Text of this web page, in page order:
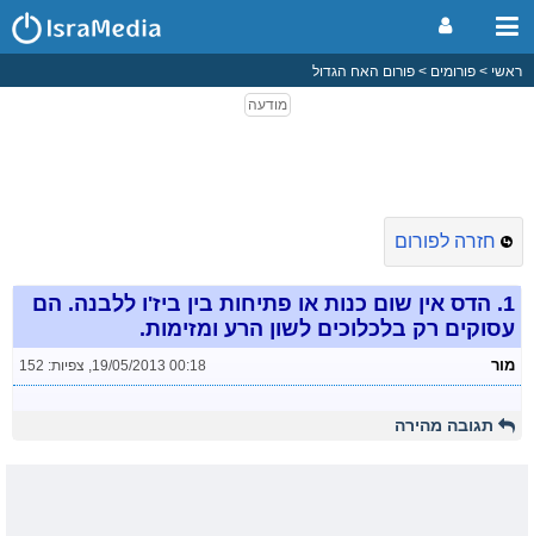
ראשי פורומים פורום האח הגדול
חזרה לפורום
1. הדס אין שום כנות או פתיחות בין ביז'ו ללבנה. הם
עסוקים רק בלכלוכים לשון הרע ומזימות.
מור 19/05/2013 00:18
, צפיות: 152
תגובה מהירה